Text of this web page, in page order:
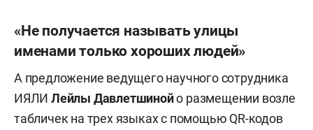
«Не получается называть улицы
именами только хороших людей»
А предложение ведущего научного сотрудника
ИЯЛИ Лейлы Давлетшинойо размещении возле
табличек на трех языках с помощью QR-кодов